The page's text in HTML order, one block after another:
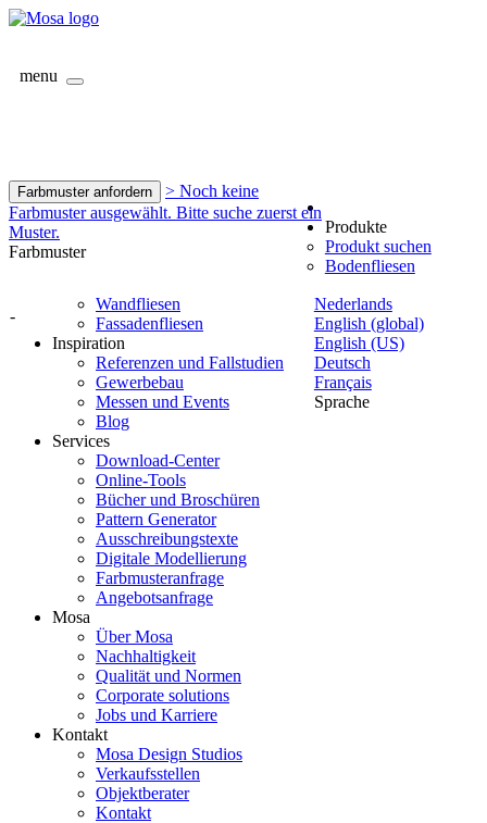
menu
Farbmuster anfordern
> Noch keine
Farbmuster ausgewählt. Bitte suche zuerst ein
Muster.
Farbmuster
-
Nederlands
English (global)
English (US)
Deutsch
Français
Sprache
Produkte
Produkt suchen
Bodenfliesen
Wandfliesen
Fassadenfliesen
Inspiration
Referenzen und Fallstudien
Gewerbebau
Messen und Events
Blog
Services
Download-Center
Online-Tools
Bücher und Broschüren
Pattern Generator
Ausschreibungstexte
Digitale Modellierung
Farbmusteranfrage
Angebotsanfrage
Mosa
Über Mosa
Nachhaltigkeit
Qualität und Normen
Corporate solutions
Jobs und Karriere
Kontakt
Mosa Design Studios
Verkaufsstellen
Objektberater
Kontakt